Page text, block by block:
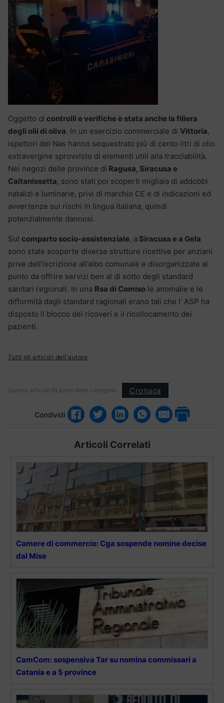
Oggetto di controlli e verifiche è stata anche la filiera
degli olii di oliva. In un esercizio commerciale di Vittoria,
ispettori del Nas hanno sequestrato più di cento litri di olio
extravergine sprovvisto di elementi utili alla tracciabilità.
Nei negozi delle province di Ragusa, Siracusa e
Caltanissetta, sono stati poi scoperti migliaia di addobbi
natalizi e luminarie, privi di marchio CE e di indicazioni ed
avvertenze sui rischi in lingua italiana, quindi
potenzialmente dannosi.
Sul comparto socio-assistenziale, a Siracusa e a Gela
sono state scoperte diverse strutture ricettive per anziani
prive dell’iscrizione all’albo comunale e disorganizzate al
punto da offrire servizi ben al di sotto degli standard
sanitari regionali. In una Rsa di Comiso le anomalie e le
difformità dagli standard ragionali erano tali che l’ ASP ha
disposto il blocco dei ricoveri e il ricollocamento dei
pazienti.
Tutti gli articoli dell'autore
Questo articolo fa parte delle categorie: Cronaca
Condividi
Articoli Correlati
Camere di commercio: Cga sospende nomine decise
dal Mise
CamCom: sospensiva Tar su nomina commissari a
Catania e a 5 province